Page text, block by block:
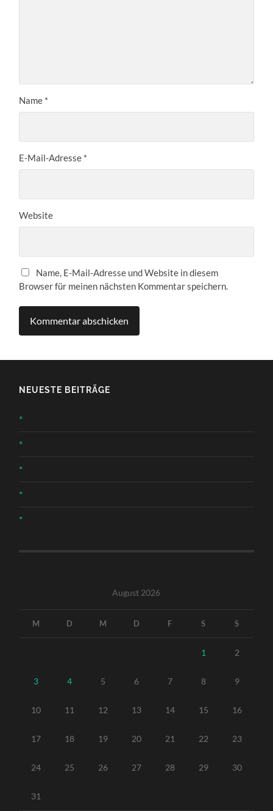
Name *
E-Mail-Adresse *
Website
Name, E-Mail-Adresse und Website in diesem
Browser für meinen nächsten Kommentar speichern.
NEUESTE BEITRÄGE
*
*
*
*
*
August 2026
M D M D F S S
1 2
3 4 5 6 7 8 9
10 11 12 13 14 15 16
17 18 19 20 21 22 23
24 25 26 27 28 29 30
31